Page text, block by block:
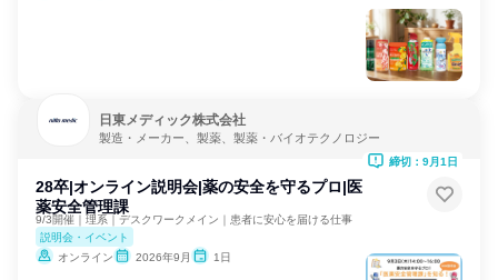
日東メディック株式会社
製造・メーカー、製薬、製薬・バイオテクノロジー
28卒|オンライン説明会|薬の安全を守るプロ|医
薬安全管理課
9/3開催｜理系｜デスクワークメイン｜患者に安心を届ける仕事
説明会・イベント
オンライン
2026年9月 1日
締切：9月1日